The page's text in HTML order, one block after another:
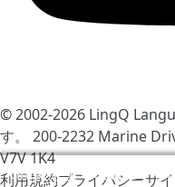
LingQをより快適にする
© 2002-2026 LingQ
す。 200-2232 Marine
V7V 1K4
利用規約プライバシーサ